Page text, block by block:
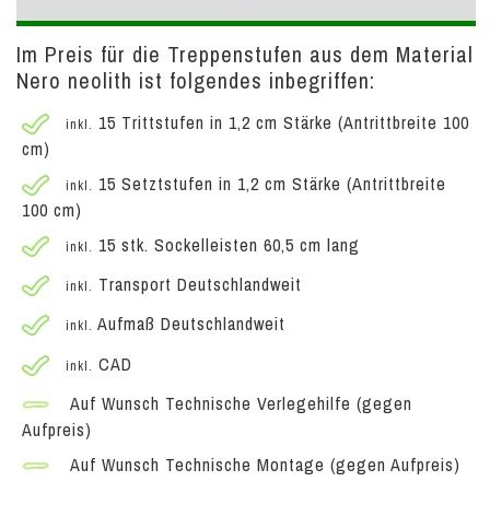
Im Preis für die Treppenstufen aus dem Material
Nero neolith ist folgendes inbegriffen:
inkl. 15 Trittstufen in 1,2 cm Stärke (Antrittbreite 100
cm)
inkl. 15 Setztstufen in 1,2 cm Stärke (Antrittbreite
100 cm)
inkl. 15 stk. Sockelleisten 60,5 cm lang
inkl. Transport Deutschlandweit
inkl. Aufmaß Deutschlandweit
inkl. CAD
Auf Wunsch Technische Verlegehilfe (gegen
Aufpreis)
Auf Wunsch Technische Montage (gegen Aufpreis)